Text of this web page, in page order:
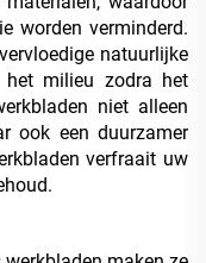
worden verminderd.
natuurlijke
milieu zodra het
niet alleen
ook een duurzamer
verfraait uw